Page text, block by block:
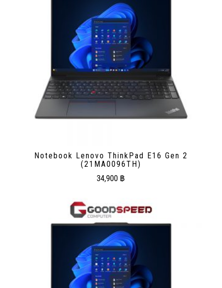
Notebook Lenovo ThinkPad E16 Gen 2
(21MA0096TH)
34,900 ฿